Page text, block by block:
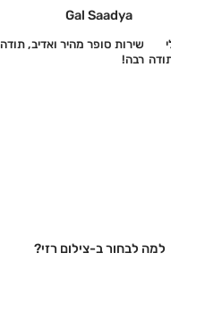
Gal Saadya
שירות סופר מהיר ואדיב, תודה
רבה!
לי
תודה
למה לבחור ב-צילום רזי?